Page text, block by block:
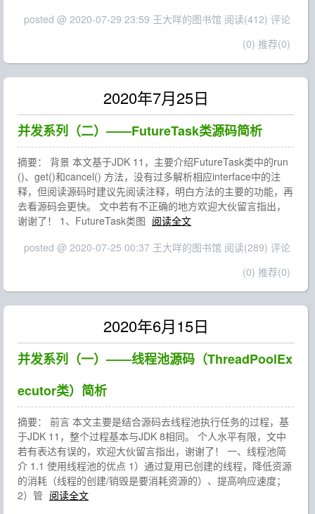
posted @ 2020-07-29 23:59 王大咩的图书馆 阅读(412) 评论
(0) 推荐(0)
2020年7月25日
并发系列（二）——FutureTask类源码简析
摘要： 背景 本文基于JDK 11，主要介绍FutureTask类中的run
()、get()和cancel() 方法，没有过多解析相应interface中的注
释，但阅读源码时建议先阅读注释，明白方法的主要的功能，再
去看源码会更快。 文中若有不正确的地方欢迎大伙留言指出，
谢谢了！ 1、FutureTask类图 阅读全文
posted @ 2020-07-25 00:37 王大咩的图书馆 阅读(289) 评论
(0) 推荐(0)
2020年6月15日
并发系列（一）——线程池源码（ThreadPoolEx
ecutor类）简析
摘要： 前言 本文主要是结合源码去线程池执行任务的过程，基
于JDK 11，整个过程基本与JDK 8相同。 个人水平有限，文中
若有表达有误的，欢迎大伙留言指出，谢谢了！ 一、线程池简
介 1.1 使用线程池的优点 1）通过复用已创建的线程，降低资源
的消耗（线程的创建/销毁是要消耗资源的）、提高响应速度；
2）管 阅读全文